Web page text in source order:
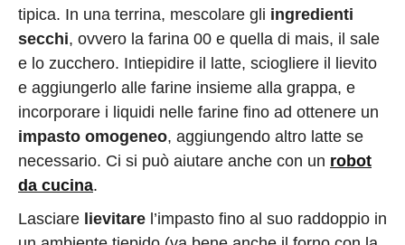
tipica. In una terrina, mescolare gli ingredienti
secchi, ovvero la farina 00 e quella di mais, il sale
e lo zucchero. Intiepidire il latte, sciogliere il lievito
e aggiungerlo alle farine insieme alla grappa, e
incorporare i liquidi nelle farine fino ad ottenere un
impasto omogeneo, aggiungendo altro latte se
necessario. Ci si può aiutare anche con un robot
da cucina.
Lasciare lievitare l’impasto fino al suo raddoppio in